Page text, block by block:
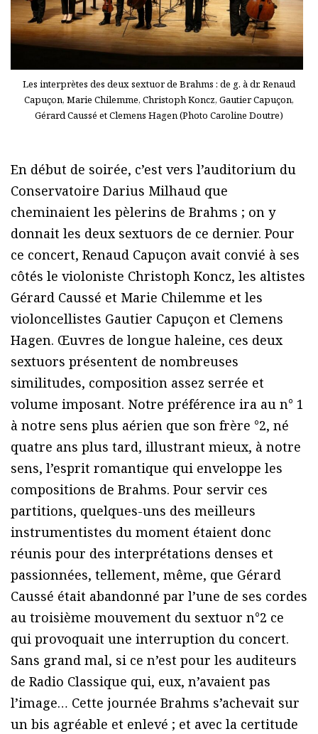
Les interprètes des deux sextuor de Brahms : de g. à dr. Renaud
Capuçon, Marie Chilemme, Christoph Koncz, Gautier Capuçon,
Gérard Caussé et Clemens Hagen (Photo Caroline Doutre)
En début de soirée, c’est vers l’auditorium du
Conservatoire Darius Milhaud que
cheminaient les pèlerins de Brahms ; on y
donnait les deux sextuors de ce dernier. Pour
ce concert, Renaud Capuçon avait convié à ses
côtés le violoniste Christoph Koncz, les altistes
Gérard Caussé et Marie Chilemme et les
violoncellistes Gautier Capuçon et Clemens
Hagen. Œuvres de longue haleine, ces deux
sextuors présentent de nombreuses
similitudes, composition assez serrée et
volume imposant. Notre préférence ira au n° 1
à notre sens plus aérien que son frère °2, né
quatre ans plus tard, illustrant mieux, à notre
sens, l’esprit romantique qui enveloppe les
compositions de Brahms. Pour servir ces
partitions, quelques-uns des meilleurs
instrumentistes du moment étaient donc
réunis pour des interprétations denses et
passionnées, tellement, même, que Gérard
Caussé était abandonné par l’une de ses cordes
au troisième mouvement du sextuor n°2 ce
qui provoquait une interruption du concert.
Sans grand mal, si ce n’est pour les auditeurs
de Radio Classique qui, eux, n’avaient pas
l’image… Cette journée Brahms s’achevait sur
un bis agréable et enlevé ; et avec la certitude